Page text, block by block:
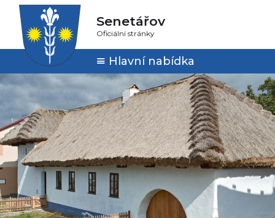
Senetářov
Oficiální stránky
Hlavní nabídka